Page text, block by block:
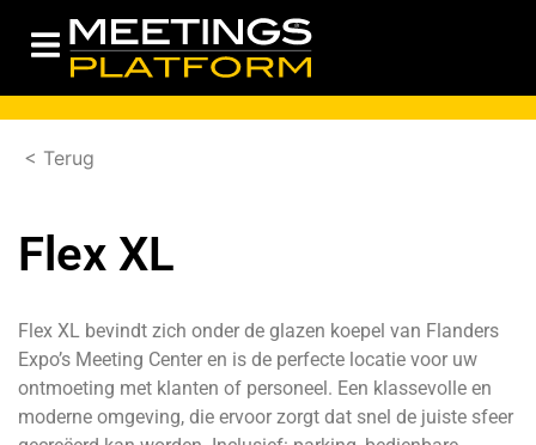
< Terug
Flex XL
Flex XL bevindt zich onder de glazen koepel van Flanders
Expo’s Meeting Center en is de perfecte locatie voor uw
ontmoeting met klanten of personeel. Een klassevolle en
moderne omgeving, die ervoor zorgt dat snel de juiste sfeer